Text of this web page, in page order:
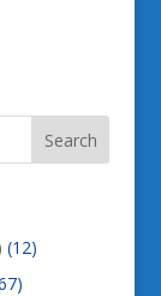
(12)